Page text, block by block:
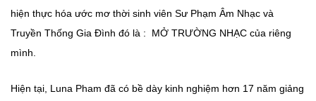
hiện thực hóa ước mơ thời sinh viên Sư Phạm Âm Nhạc và
Truyền Thống Gia Đình đó là : MỞ TRƯỜNG NHẠC của riêng
mình.
Hiện tại, Luna Pham đã có bề dày kinh nghiệm hơn 17 năm giảng